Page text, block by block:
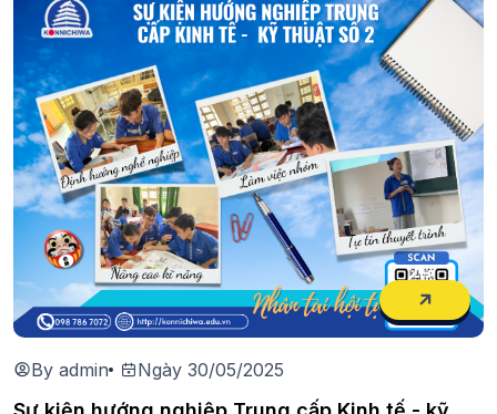
By admin Ngày 30/05/2025